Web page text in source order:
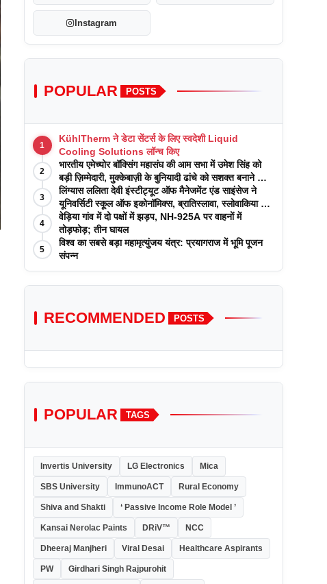
Instagram
POPULAR POSTS
1
KühlTherm ने डेटा सेंटर्स के लिए स्वदेशी Liquid
Cooling Solutions लॉन्च किए
2
भारतीय एमेच्योर बॉक्सिंग महासंघ की आम सभा में उमेश सिंह को
बड़ी ज़िम्मेदारी, मुक्केबाज़ी के बुनियादी ढांचे को सशक्त बनाने का
वादा
3
लिंग्यास ललिता देवी इंस्टीट्यूट ऑफ मैनेजमेंट एंड साइंसेज ने
यूनिवर्सिटी स्कूल ऑफ इकोनॉमिक्स, ब्रातिस्लावा, स्लोवाकिया के
साथ अकादमिक पत्रिकाओं में प्रकाशन रणनीतियों पर एक
दिवसीय कार्यशाला का आयोजन किया
4
वेड़िया गांव में दो पक्षों में झड़प, NH-925A पर वाहनों में
तोड़फोड़; तीन घायल
5
विश्व का सबसे बड़ा महामृत्युंजय यंत्र: प्रयागराज में भूमि पूजन
संपन्न
RECOMMENDED POSTS
POPULAR TAGS
Invertis University LG Electronics Mica
SBS University ImmunoACT Rural Economy
Shiva and Shakti ‘ Passive Income Role Model ’
Kansai Nerolac Paints DRiV™ NCC
Dheeraj Manjheri Viral Desai Healthcare Aspirants
PW Girdhari Singh Rajpurohit